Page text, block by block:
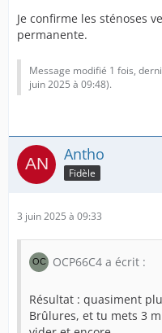
Puiscequ'a l'hôpital,
habillé et tout le monde
De plus les CHU , c'est
médecine donc
voient ce prépuce
rappelles où tu poses
humaine, c'est le
Mais c'est
traumatisé par la
ressenti du corps
Quand je suis remonté
Je confirme les sténoses
permanente.
Message modifié 1 fois,
juin 2025 à 09:48).
Antho
Fidèle
3 juin 2025 à 09:33
OCP66C4 a écrit :
Résultat : quasiment
Brûlures, et tu mets 3